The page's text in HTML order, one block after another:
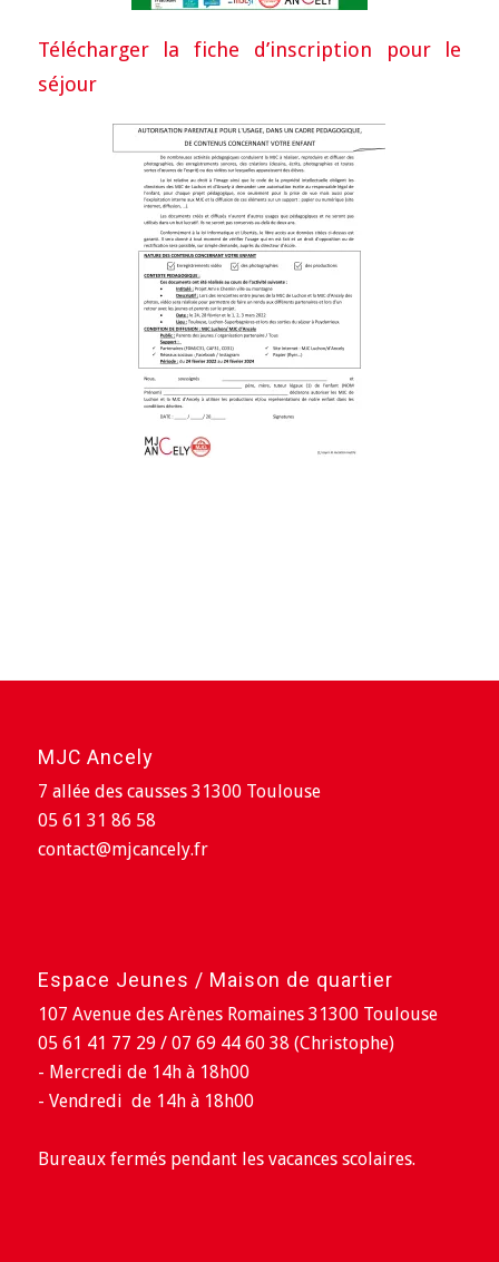
Télécharger la fiche d’inscription pour le
séjour
MJC Ancely
7 allée des causses 31300 Toulouse
05 61 31 86 58
contact@mjcancely.fr
Espace Jeunes / Maison de quartier
107 Avenue des Arènes Romaines 31300 Toulouse
05 61 41 77 29 / 07 69 44 60 38 (Christophe)
- Mercredi de 14h à 18h00
- Vendredi de 14h à 18h00
Bureaux fermés pendant les vacances scolaires.